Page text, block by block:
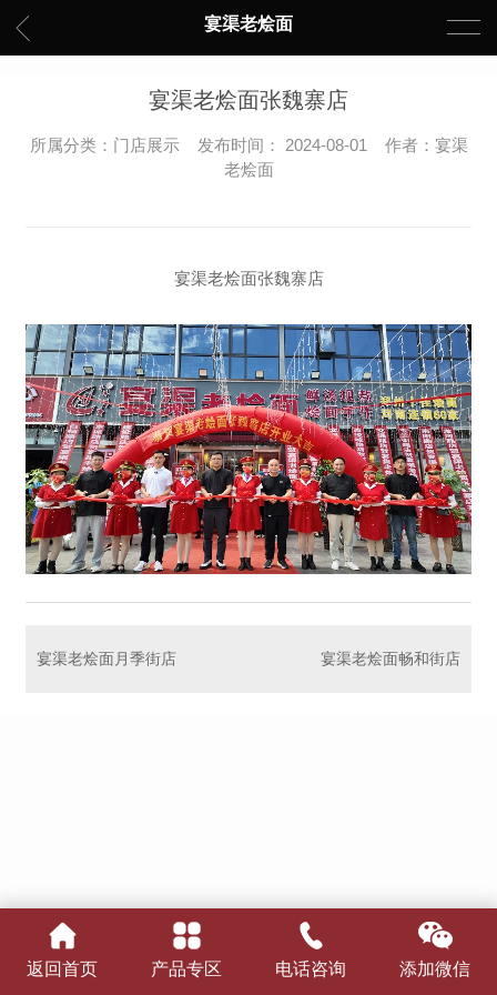
宴渠老烩面
宴渠老烩面张魏寨店
所属分类：门店展示 发布时间： 2024-08-01 作者：宴渠
老烩面
宴渠老烩面张魏寨店
宴渠老烩面月季街店 宴渠老烩面畅和街店
返回首页 产品专区 电话咨询 添加微信